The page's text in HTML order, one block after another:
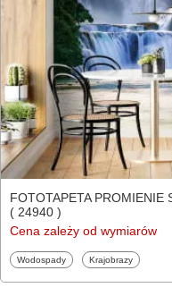
FOTOTAPETA PROMIENIE
( 24940 )
Cena zależy od wymiarów
Fototapety
Wodospady Fototapety
Krajobrazy